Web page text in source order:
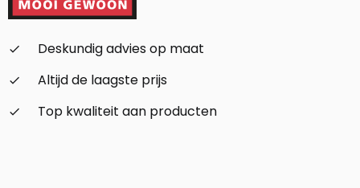
check_small
Deskundig advies op maat
check_small
Altijd de laagste prijs
check_small
Top kwaliteit aan producten